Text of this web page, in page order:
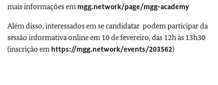
mais informações em mgg.network/page/mgg-academy
Além disso, interessados em se candidatar podem participar da
sessão informativa online em 10 de fevereiro, das 12h às 13h30
(inscrição em https://mgg.network/events/203562)